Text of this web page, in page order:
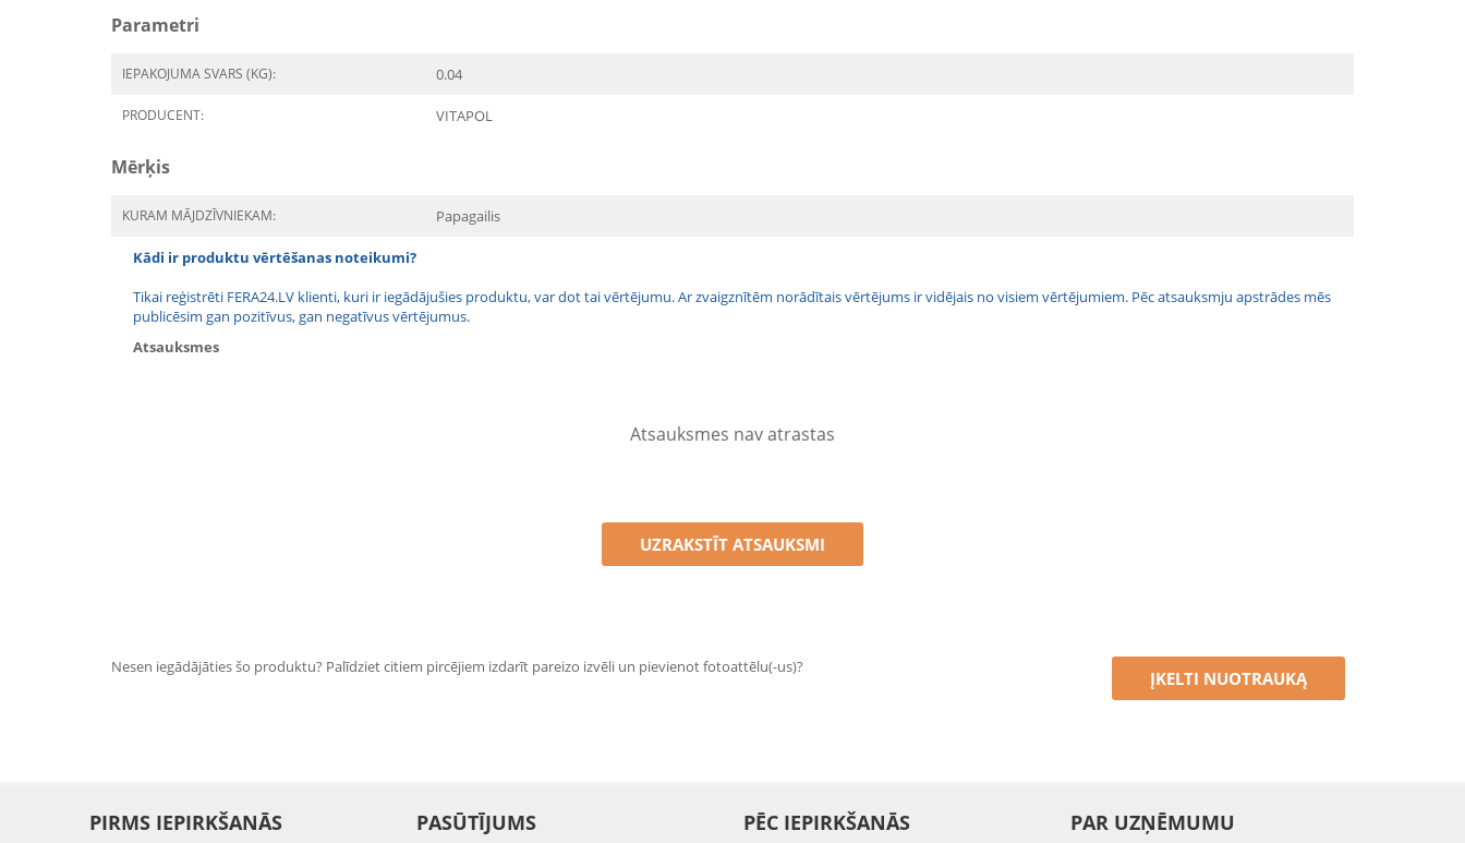
Parametri
IEPAKOJUMA SVARS (KG): 0.04
PRODUCENT: VITAPOL
Mērķis
KURAM MĀJDZĪVNIEKAM: Papagailis
Kādi ir produktu vērtēšanas noteikumi?
Tikai reģistrēti FERA24.LV klienti, kuri ir iegādājušies produktu, var dot tai vērtējumu. Ar zvaigznītēm norādītais vērtējums ir vidējais no visiem vērtējumiem. Pēc atsauksmju apstrādes mēs
publicēsim gan pozitīvus, gan negatīvus vērtējumus.
Atsauksmes
Atsauksmes nav atrastas
UZRAKSTĪT ATSAUKSMI
Nesen iegādājāties šo produktu? Palīdziet citiem pircējiem izdarīt pareizo izvēli un pievienot fotoattēlu(-us)?
ĮKELTI NUOTRAUKĄ
PIRMS IEPIRKŠANĀS PASŪTĪJUMS PĒC IEPIRKŠANĀS PAR UZŅĒMUMU